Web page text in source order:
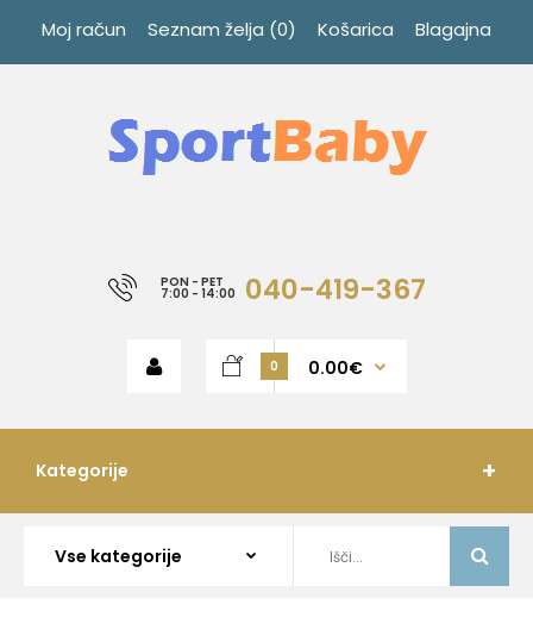
Moj račun Seznam želja (0) Košarica Blagajna
PON - PET
7:00 - 14:00 040-419-367
0 0.00€
Kategorije